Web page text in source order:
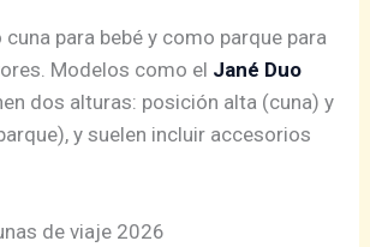
para bebé y como parque para
Modelos como el Jané Duo
dos alturas: posición alta (cuna) y
y suelen incluir accesorios
de viaje 2026